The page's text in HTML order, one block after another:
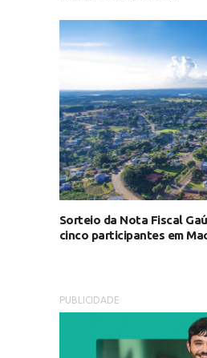
Sorteio da Nota Fiscal
cinco participantes em
PUBLICIDADE